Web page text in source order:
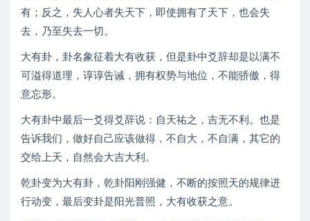
有；反之，失人心者失天下，即使拥有了天下，也会失
去，乃至失去一切。
大有卦，卦名象征着大有收获，但是卦中爻辞却是以满不
可溢得道理，谆谆告诫，拥有权势与地位，不能骄傲，得
意忘形。
大有卦中最后一爻得爻辞说：自天祐之，吉无不利。也是
告诉我们，做好自己应该做得，不自大，不自满，其它的
交给上天，自然会大吉大利。
乾卦变为大有卦，乾卦阳刚强健，不断的按照天的规律进
行动变，最后变卦是阳光普照，大有收获之意。